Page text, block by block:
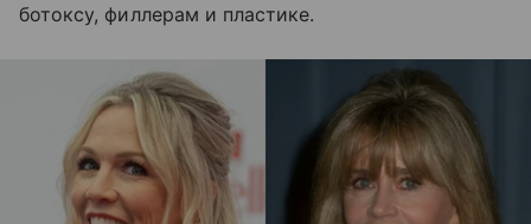
ботоксу, филлерам и пластике.